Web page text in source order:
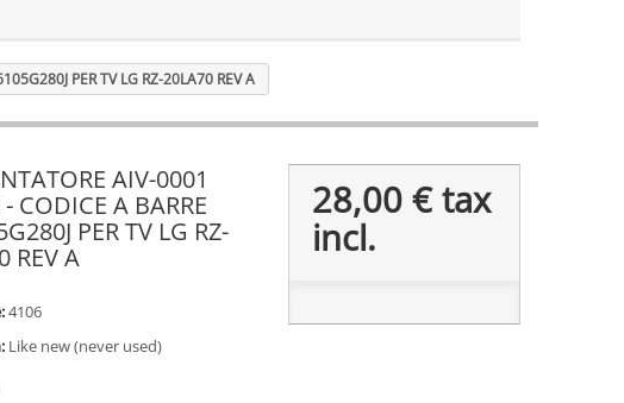
PER TV LG RZ-20LA70 REV A
AIV-0001
- CODICE A BARRE
PER TV LG RZ-
REV A
4106
Like new (never used)
28,00 €tax
incl.